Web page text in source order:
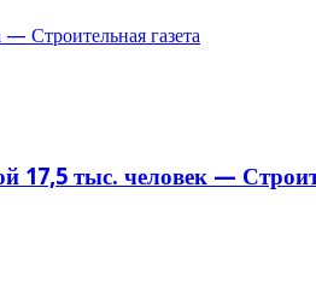
Строительная газета
17,5 тыс. человек —